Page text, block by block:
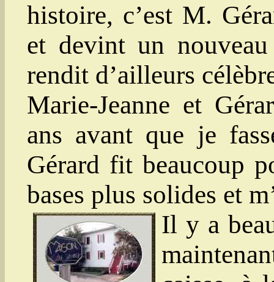
histoire, c’est M.
et devint un
rendit d’ailleurs
Marie-Jeanne et
ans avant que je
Gérard fit beaucoup
bases plus solides et
Il y a